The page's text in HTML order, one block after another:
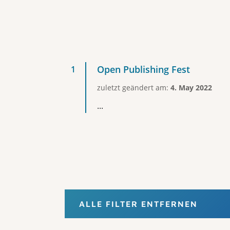
Open Publishing Fest
zuletzt geändert am: 4. May 2022
...
ALLE FILTER ENTFERNEN